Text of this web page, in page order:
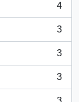
4
3
3
3